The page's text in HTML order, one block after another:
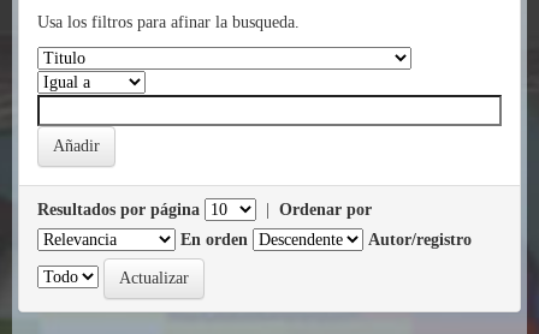
Usa los filtros para afinar la busqueda.
Resultados por página
Ordenar por
En orden
Autor/registro